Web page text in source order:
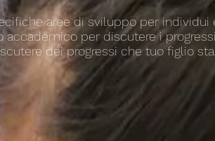
aree di sviluppo per individui
per discutere i
dei progressi che tuo figlio